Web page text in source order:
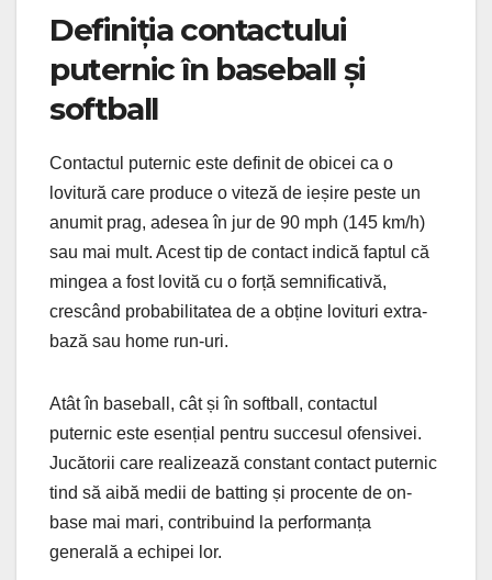
Definiția contactului
puternic în baseball și
softball
Contactul puternic este definit de obicei ca o
lovitură care produce o viteză de ieșire peste un
anumit prag, adesea în jur de 90 mph (145 km/h)
sau mai mult. Acest tip de contact indică faptul că
mingea a fost lovită cu o forță semnificativă,
crescând probabilitatea de a obține lovituri extra-
bază sau home run-uri.
Atât în baseball, cât și în softball, contactul
puternic este esențial pentru succesul ofensivei.
Jucătorii care realizează constant contact puternic
tind să aibă medii de batting și procente de on-
base mai mari, contribuind la performanța
generală a echipei lor.